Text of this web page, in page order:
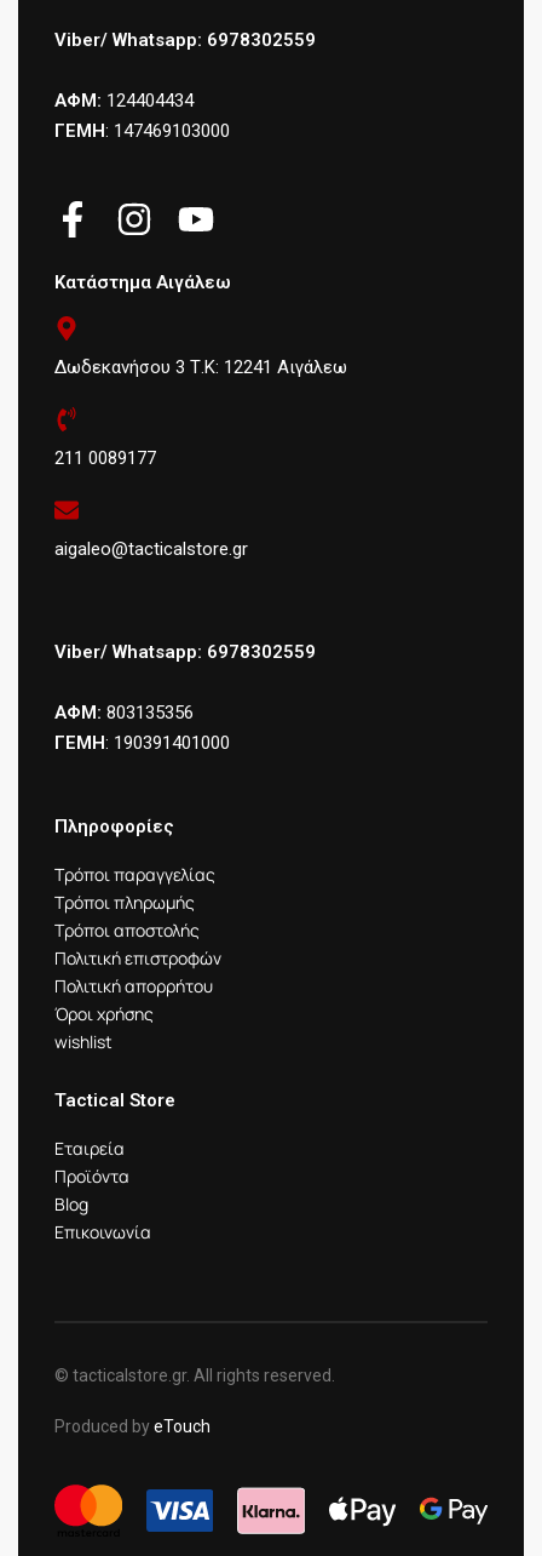
Viber/ Whatsapp: 6978302559
ΑΦΜ: 124404434
ΓΕΜΗ: 147469103000
Κατάστημα Αιγάλεω
Δωδεκανήσου 3 Τ.Κ: 12241 Αιγάλεω
211 0089177
aigaleo@tacticalstore.gr
Viber/ Whatsapp: 6978302559
ΑΦΜ: 803135356
ΓΕΜΗ: 190391401000
Πληροφορίες
Τρόποι παραγγελίας
Τρόποι πληρωμής
Τρόποι αποστολής
Πολιτική επιστροφών
Πολιτική απορρήτου
Όροι χρήσης
wishlist
Tactical Store
Εταιρεία
Προϊόντα
Blog
Επικοινωνία
© tacticalstore.gr. All rights reserved.
Produced byeTouch